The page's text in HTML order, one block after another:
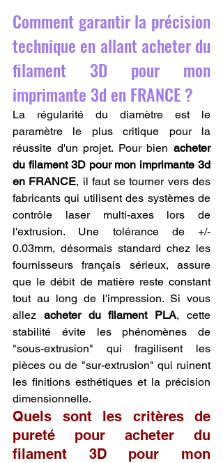
Comment garantir la précision
technique en allant acheter du
filament 3D pour mon
imprimante 3d en FRANCE ?
La régularité du diamètre est le
paramètre le plus critique pour la
réussite d'un projet. Pour bien acheter
du filament 3D pour mon imprimante 3d
en FRANCE, il faut se tourner vers des
fabricants qui utilisent des systèmes de
contrôle laser multi-axes lors de
l'extrusion. Une tolérance de +/-
0.03mm, désormais standard chez les
fournisseurs français sérieux, assure
que le débit de matière reste constant
tout au long de l'impression. Si vous
allez acheter du filament PLA, cette
stabilité évite les phénomènes de
"sous-extrusion" qui fragilisent les
pièces ou de "sur-extrusion" qui ruinent
les finitions esthétiques et la précision
dimensionnelle.
Quels sont les critères de
pureté pour acheter du
filament 3D pour mon